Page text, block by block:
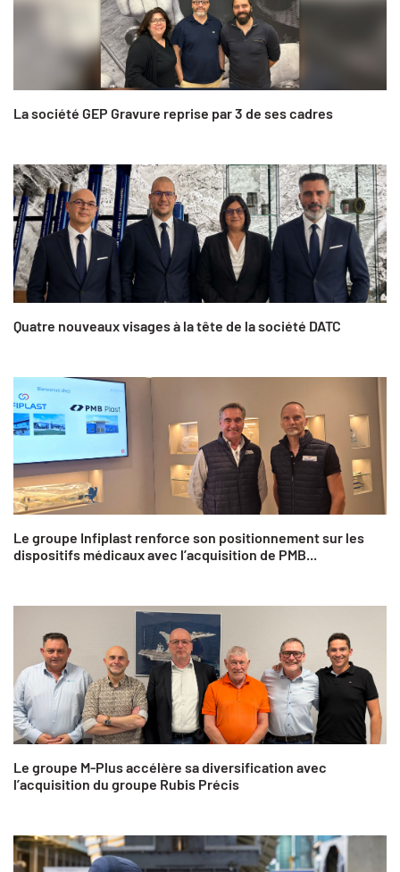
La société GEP Gravure reprise par 3 de ses cadres
Quatre nouveaux visages à la tête de la société DATC
Le groupe Infiplast renforce son positionnement sur les
dispositifs médicaux avec l’acquisition de PMB...
Le groupe M-Plus accélère sa diversification avec
l’acquisition du groupe Rubis Précis